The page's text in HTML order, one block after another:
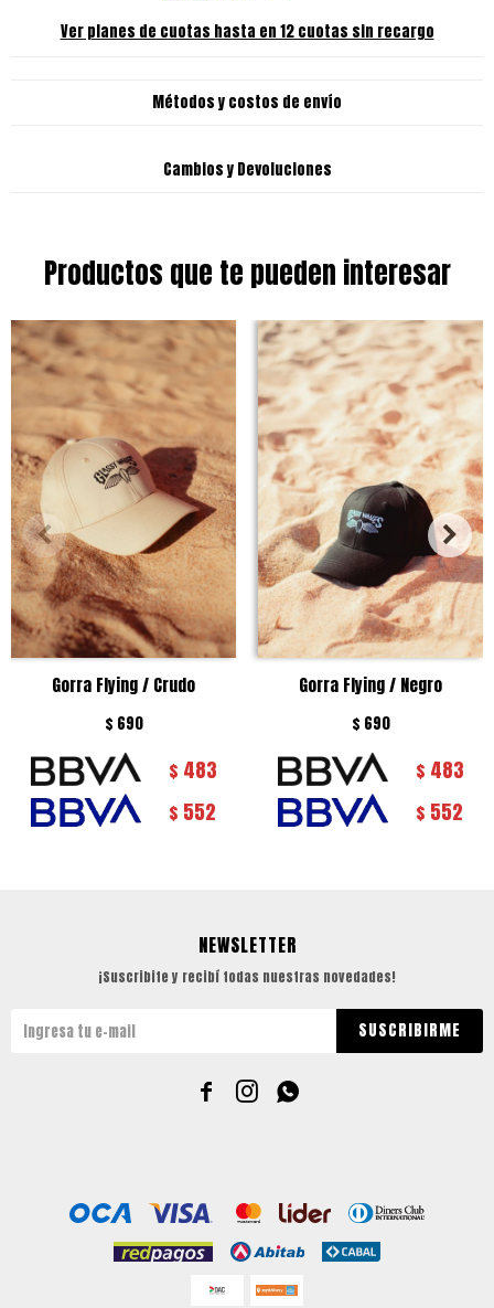
Ver planes de cuotas hasta en 12 cuotas sin recargo
Métodos y costos de envío
Cambios y Devoluciones
Productos que te pueden interesar
Gorra Flying / Crudo
$ 690
$ 483
$ 552
Gorra Flying / Negro
$ 690
$ 483
$ 552
NEWSLETTER
¡Suscribite y recibí todas nuestras novedades!
SUSCRIBIRME
  